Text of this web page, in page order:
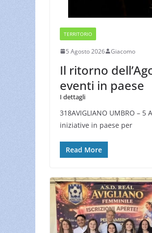
TERRITORIO
5 Agosto 2026 Giacomo
Il ritorno
eventi in paese
I dettagli
318AVIGLIANO UMBRO –
iniziative in paese per
Read More